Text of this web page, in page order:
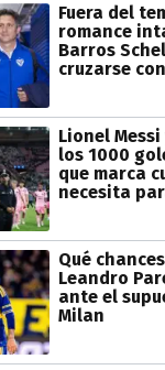
Fuera del
romance
Barros
cruzarse
Lionel
los 1000
que marca
necesita
Qué
Leandro
ante el
Milan